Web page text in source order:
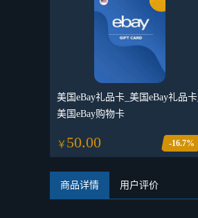
美国eBay礼品卡_美国eBay礼品卡_
美国eBay购物卡
￥ 50.00 -16.7%
商品详情 用户评价